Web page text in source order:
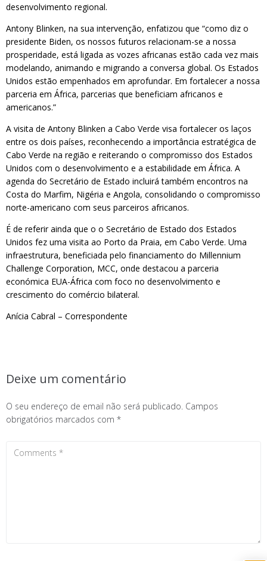
desenvolvimento regional.
Antony Blinken, na sua intervenção, enfatizou que “como diz o
presidente Biden, os nossos futuros relacionam-se a nossa
prosperidade, está ligada as vozes africanas estão cada vez mais
modelando, animando e migrando a conversa global. Os Estados
Unidos estão empenhados em aprofundar. Em fortalecer a nossa
parceria em África, parcerias que beneficiam africanos e
americanos.”
A visita de Antony Blinken a Cabo Verde visa fortalecer os laços
entre os dois países, reconhecendo a importância estratégica de
Cabo Verde na região e reiterando o compromisso dos Estados
Unidos com o desenvolvimento e a estabilidade em África. A
agenda do Secretário de Estado incluirá também encontros na
Costa do Marfim, Nigéria e Angola, consolidando o compromisso
norte-americano com seus parceiros africanos.
É de referir ainda que o o Secretário de Estado dos Estados
Unidos fez uma visita ao Porto da Praia, em Cabo Verde. Uma
infraestrutura, beneficiada pelo financiamento do Millennium
Challenge Corporation, MCC, onde destacou a parceria
económica EUA-África com foco no desenvolvimento e
crescimento do comércio bilateral.
Anícia Cabral – Correspondente
Deixe um comentário
O seu endereço de email não será publicado. Campos
obrigatórios marcados com *